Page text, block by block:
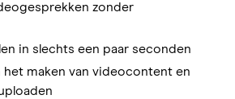
zonder
in slechts een paar seconden
het maken van videocontent en